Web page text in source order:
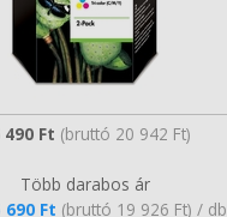
490 Ft (bruttó 20 942 Ft)
Több darabos ár
690 Ft (bruttó 19 926 Ft) / db